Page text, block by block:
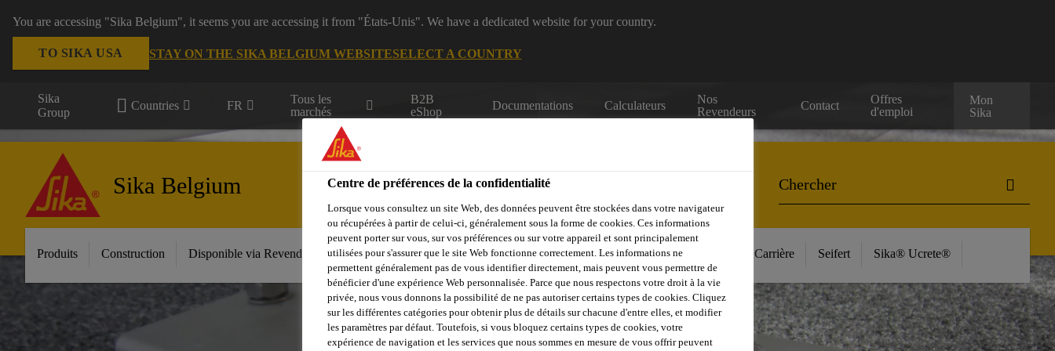
You are accessing "Sika Belgium", it seems you are accessing it from "États-Unis". We have a dedicated website for your country.
TO SIKA USA STAY ON THE SIKA BELGIUM WEBSITESELECT A COUNTRY
Sika
Group
Countries FR
Tous les
marchés
B2B
eShop
Documentations Calculateurs
Nos
Revendeurs
Contact
Offres
d'emploi
Mon
Sika
Sika Belgium
Produits Construction Disponible via Revendeur Industrie Qui sommes nous Sika at Work Centre de Ressources Carrière Seifert Sika® Ucrete®
Centre de préférences de la confidentialité
Lorsque vous consultez un site Web, des données peuvent être stockées dans votre navigateur
ou récupérées à partir de celui-ci, généralement sous la forme de cookies. Ces informations
peuvent porter sur vous, sur vos préférences ou sur votre appareil et sont principalement
utilisées pour s'assurer que le site Web fonctionne correctement. Les informations ne
permettent généralement pas de vous identifier directement, mais peuvent vous permettre de
bénéficier d'une expérience Web personnalisée. Parce que nous respectons votre droit à la vie
privée, nous vous donnons la possibilité de ne pas autoriser certains types de cookies. Cliquez
sur les différentes catégories pour obtenir plus de détails sur chacune d'entre elles, et modifier
les paramètres par défaut. Toutefois, si vous bloquez certains types de cookies, votre
expérience de navigation et les services que nous sommes en mesure de vous offrir peuvent